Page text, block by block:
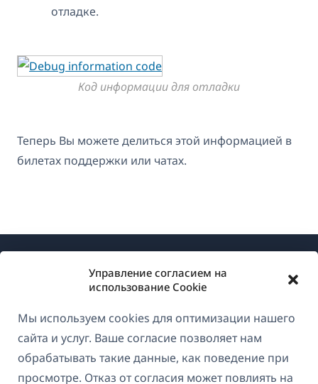
Управление согласием на
использование Cookie
Мы используем cookies для оптимизации нашего
сайта и услуг. Ваше согласие позволяет нам
обрабатывать такие данные, как поведение при
просмотре. Отказ от согласия может повлиять на
отладке.
Код информации для отладки
Теперь Вы можете делиться этой информацией в
билетах поддержки или чатах.
О WPML
GDPR и политика конфиденциальности
Присоединяйтесь к нашей команде